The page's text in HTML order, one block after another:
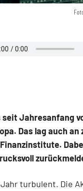
Jahresanfang
Das lag auch an
turbulent. Die